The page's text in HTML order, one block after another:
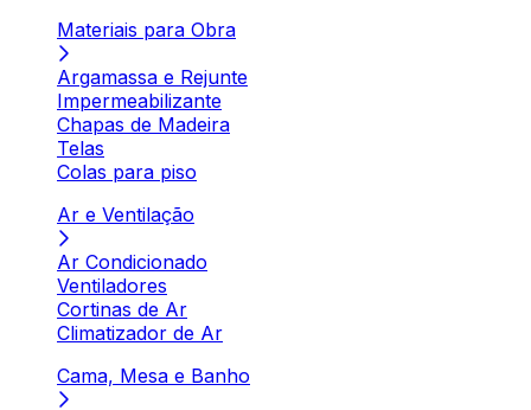
Materiais para Obra
Argamassa e Rejunte
Impermeabilizante
Chapas de Madeira
Telas
Colas para piso
Ar e Ventilação
Ar Condicionado
Ventiladores
Cortinas de Ar
Climatizador de Ar
Cama, Mesa e Banho